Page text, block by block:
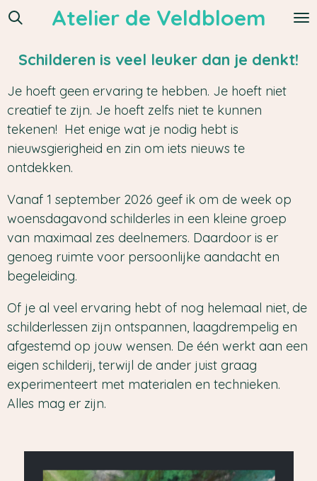
Ga
naar
hoofdinhoud
Atelier de Veldbloem
Schilderen is veel leuker dan je denkt!
Je hoeft geen ervaring te hebben. Je hoeft niet
creatief te zijn. Je hoeft zelfs niet te kunnen
tekenen! Het enige wat je nodig hebt is
nieuwsgierigheid en zin om iets nieuws te
ontdekken.
Vanaf 1 september 2026 geef ik om de week op
woensdagavond schilderles in een kleine groep
van maximaal zes deelnemers. Daardoor is er
genoeg ruimte voor persoonlijke aandacht en
begeleiding.
Of je al veel ervaring hebt of nog helemaal niet, de
schilderlessen zijn ontspannen, laagdrempelig en
afgestemd op jouw wensen. De één werkt aan een
eigen schilderij, terwijl de ander juist graag
experimenteert met materialen en technieken.
Alles mag er zijn.